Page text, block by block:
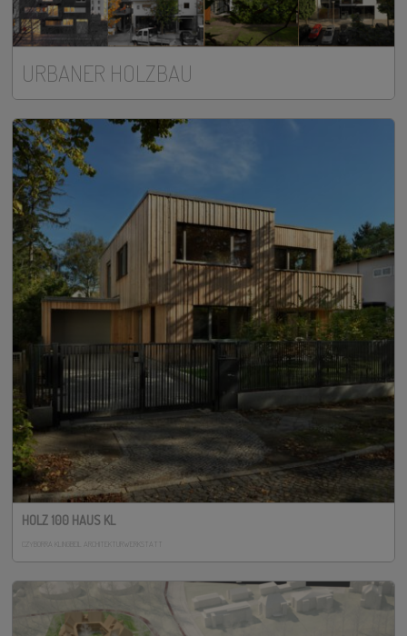
URBANER HOLZBAU
HOLZ 100 HAUS KL
CZYBORRA KLINGBEIL ARCHITEKTURWERKSTATT